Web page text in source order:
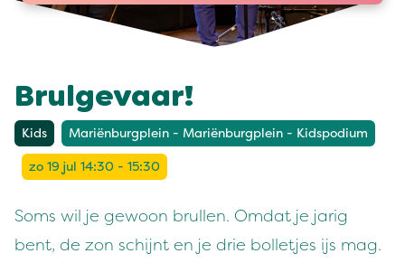
Brulgevaar!
Kids Mariënburgplein - Mariënburgplein - Kidspodium
zo 19 jul 14:30 - 15:30
Soms wil je gewoon brullen. Omdat je jarig
bent, de zon schijnt en je drie bolletjes ijs mag.